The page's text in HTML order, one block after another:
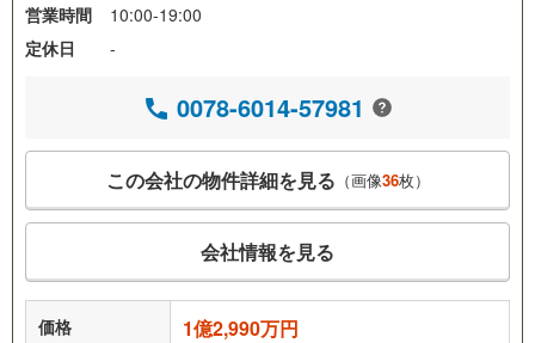
営業時間
10:00-19:00
定休日
-
0078-6014-57981
この会社の物件詳細を見る （画像36枚）
会社情報を見る
価格 1億2,990万円